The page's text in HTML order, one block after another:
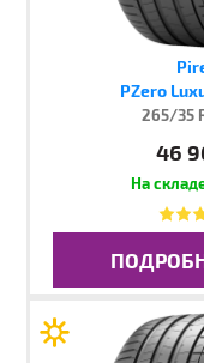
PZero
265/35
46